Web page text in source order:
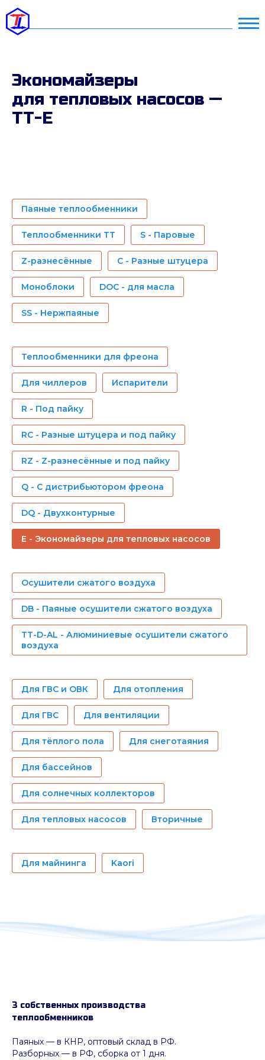
Экономайзеры
для тепловых насосов —
ТТ-E
Паяные теплообменники
Теплообменники ТТ S - Паровые
Z-разнесённые C - Разные штуцера
Моноблоки DOC - для масла
SS - Нержпаяные
Теплообменники для фреона
Для чиллеров Испарители
R - Под пайку
RC - Разные штуцера и под пайку
RZ - Z-разнесённые и под пайку
Q - С дистрибьютором фреона
DQ - Двухконтурные
E - Экономайзеры для тепловых насосов
Осушители сжатого воздуха
DB - Паяные осушители сжатого воздуха
TT-D-AL - Алюминиевые осушители сжатого
воздуха
Для ГВС и ОВК Для отопления
Для ГВС Для вентиляции
Для тёплого пола Для снеготаяния
Для бассейнов
Для солнечных коллекторов
Для тепловых насосов Вторичные
Для майнинга Kaori
3 собственных производства
теплообменников
Паяных — в КНР, оптовый склад в РФ.
Разборных — в РФ, сборка от 1 дня.